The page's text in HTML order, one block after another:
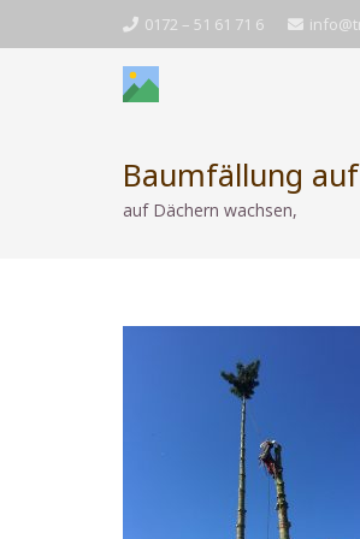
0172 – 51 61 71 6
Baumfällung
auf Dächern wachsen,